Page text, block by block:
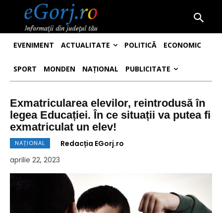
EVENIMENT ACTUALITATE POLITICĂ ECONOMIC
SPORT MONDEN NAȚIONAL PUBLICITATE
Exmatricularea elevilor, reintrodusă în
legea Educației. În ce situații va putea fi
exmatriculat un elev!
NAȚIONAL
Redacția EGorj.ro
aprilie 22, 2023